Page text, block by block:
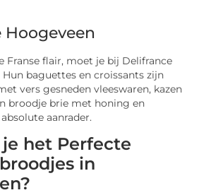
Hoogeveen
Franse flair, moet je bij Delifrance
Hun baguettes en croissants zijn
vers gesneden vleeswaren, kazen
broodje brie met honing en
aanrader.
je het Perfecte
in